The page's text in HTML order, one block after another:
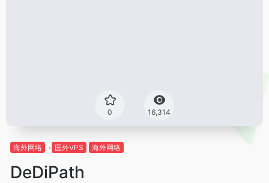
0 16,314
海外网络 国外VPS 海外网络
DeDiPath